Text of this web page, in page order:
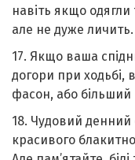
навіть якщо
але не дуже личить.
17. Якщо ваша
догори при ходьбі,
фасон, або більший
18. Чудовий денний
красивого